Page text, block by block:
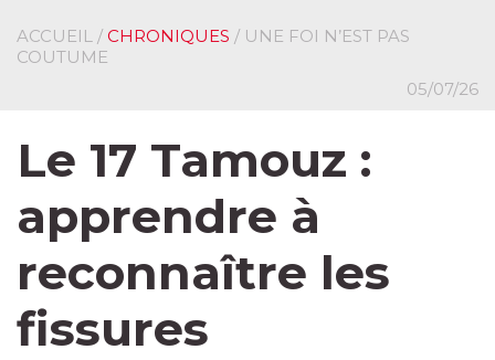
ACCUEIL / CHRONIQUES / UNE FOI N’EST PAS
COUTUME
05/07/26
Le 17 Tamouz :
apprendre à
reconnaître les
fissures